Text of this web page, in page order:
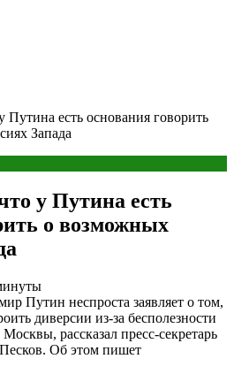
Путина есть основания говорить
Запада
у Путина есть
о возможных
Путин неспроста заявляет о том,
диверсии из-за бесполезности
рассказал пресс-секретарь
Об этом пишет